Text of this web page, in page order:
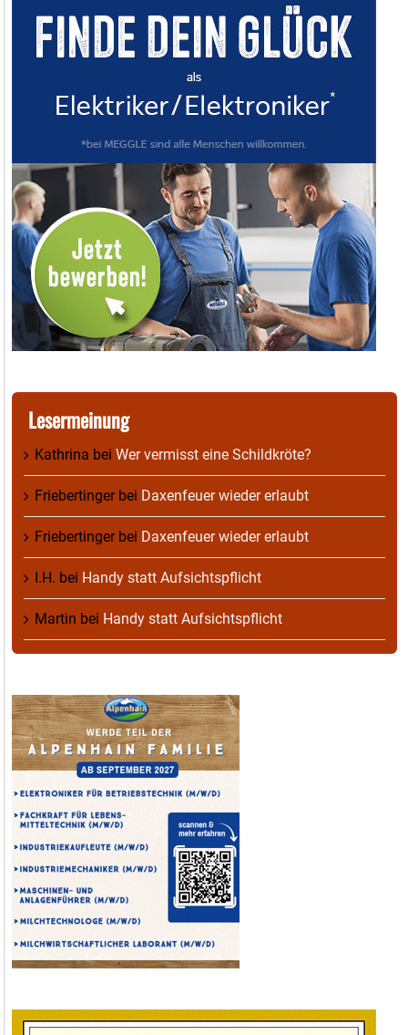
Lesermeinung
Kathrina bei Wer vermisst eine Schildkröte?
Friebertingerbei Daxenfeuer wieder erlaubt
Friebertingerbei Daxenfeuer wieder erlaubt
I.H. bei Handy statt Aufsichtspflicht
Martin bei Handy statt Aufsichtspflicht